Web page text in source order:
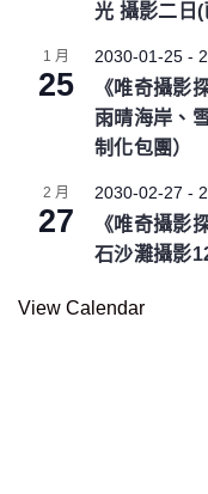
光 攝影二日
1 月
25
2030-01-25 -
《唯奇攝影
雨晴海岸、
制化包團）
2 月
27
2030-02-27 -
《唯奇攝影
石沙灘攝影
View Calendar